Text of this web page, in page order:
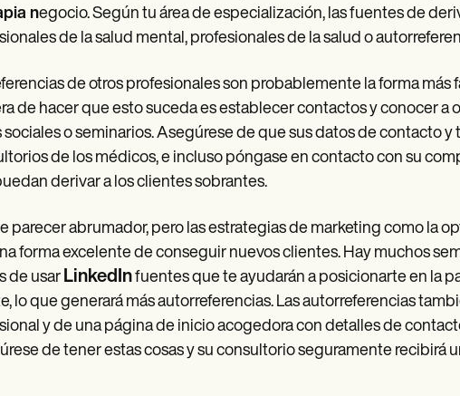
negocio. Según tu área de especialización, las fuentes de
de la salud mental, profesionales de la salud o
de otros profesionales son probablemente la forma
de hacer que esto suceda es establecer contactos y conocer a
sociales o seminarios. Asegúrese de que sus datos de contacto
de los médicos, e incluso póngase en contacto con su
derivar a los clientes sobrantes.
parecer abrumador, pero las estrategias de marketing como la
forma excelente de conseguir nuevos clientes. Hay muchos
de usar LinkedInfuentes que te ayudarán a posicionarte en la
lo que generará más autorreferencias. Las autorreferencias
y de una página de inicio acogedora con detalles de
de tener estas cosas y su consultorio seguramente recibirá